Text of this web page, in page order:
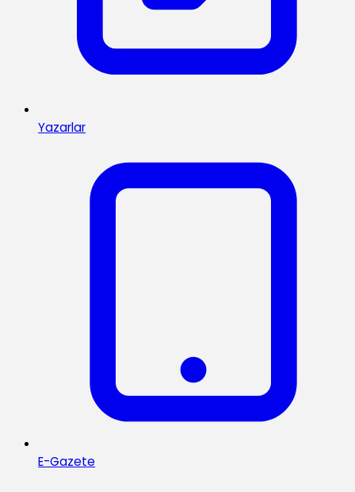
Yazarlar
E-Gazete